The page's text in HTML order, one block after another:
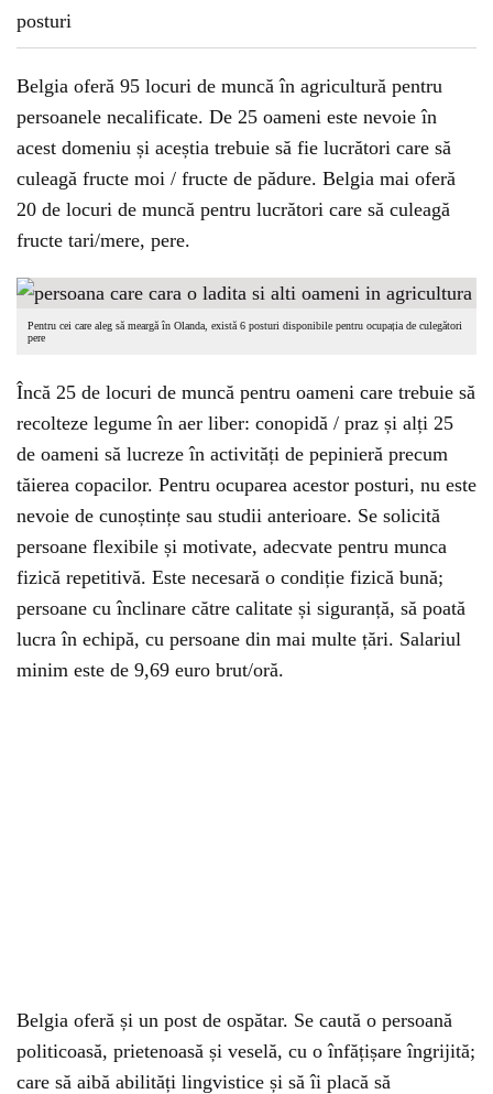
Belgia oferă 95 locuri de muncă în agricultură pentru
persoanele necalificate. De 25 oameni este nevoie în
acest domeniu și aceștia trebuie să fie lucrători care să
culeagă fructe moi / fructe de pădure. Belgia mai oferă
20 de locuri de muncă pentru lucrători care să culeagă
fructe tari/mere, pere.
Pentru cei care aleg să meargă în Olanda, există 6 posturi disponibile pentru ocupația de culegători
pere
Încă 25 de locuri de muncă pentru oameni care trebuie să
recolteze legume în aer liber: conopidă / praz și alți 25
de oameni să lucreze în activități de pepinieră precum
tăierea copacilor. Pentru ocuparea acestor posturi, nu este
nevoie de cunoștințe sau studii anterioare. Se solicită
persoane flexibile și motivate, adecvate pentru munca
fizică repetitivă. Este necesară o condiție fizică bună;
persoane cu înclinare către calitate și siguranță, să poată
lucra în echipă, cu persoane din mai multe țări. Salariul
minim este de 9,69 euro brut/oră.
Belgia oferă și un post de ospătar. Se caută o persoană
politicoasă, prietenoasă și veselă, cu o înfățișare îngrijită;
care să aibă abilități lingvistice și să îi placă să